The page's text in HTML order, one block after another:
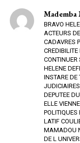
Mademba
BRAVO
ACTEURS
CADAVRES
CONTINUER
HELENE
INSTARE DE
DEPUTEE
ELLE
LATIF
MAMADOU
DE L